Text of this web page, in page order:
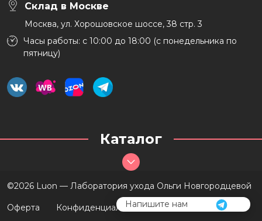
Склад в Москве
Москва, ул. Хорошовское шоссе, 38 стр. 3
Часы работы: с 10:00 до 18:00 (с понедельника по
пятницу)
Каталог
©2026 Luon — Лаборатория ухода Ольги Новгородцевой
Оферта КонфиденциальностьНапишите нам